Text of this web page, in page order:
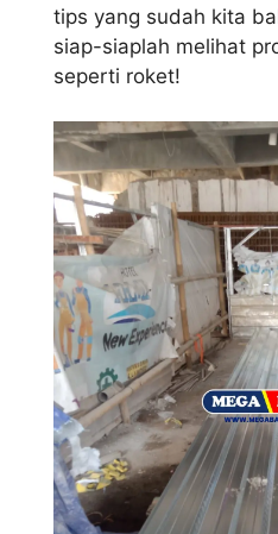
tips yang sudah kita
siap-siaplah melihat
seperti roket!